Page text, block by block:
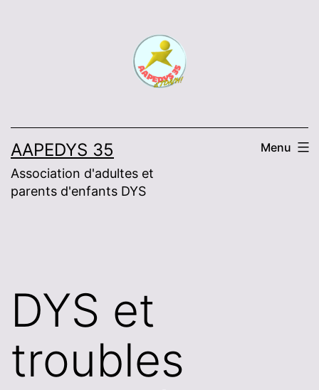
AAPEDYS 35
Association d'adultes et
parents d'enfants DYS
Menu
DYS et
troubles